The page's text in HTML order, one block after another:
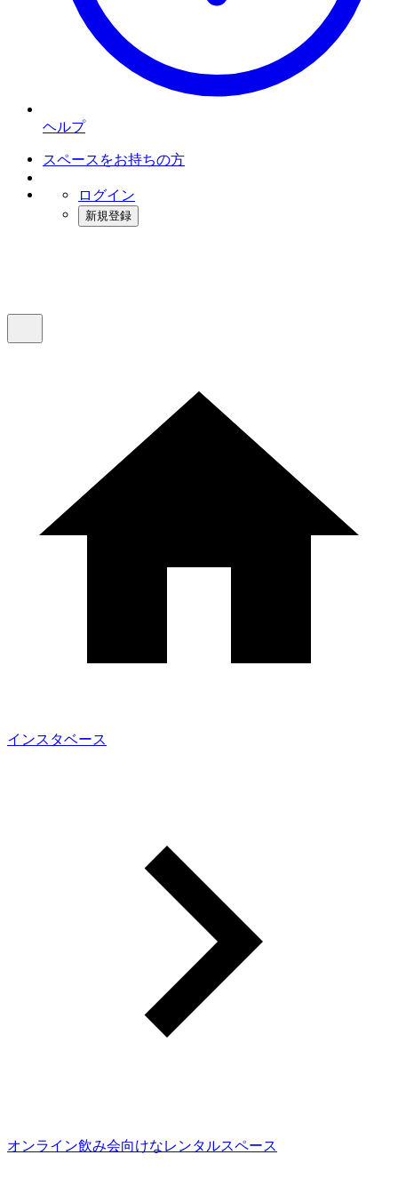
ヘルプ
スペースをお持ちの方
ログイン
新規登録
インスタベース
オンライン飲み会向けなレンタルスペース